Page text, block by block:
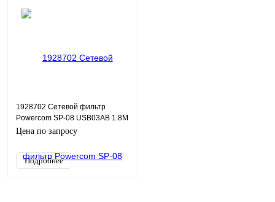
1928702 Сетевой фильтр
Powercom SP-08 USB03AB 1.8М
1.8м (8 розеток) черный
Цена по запросу
Подробнее